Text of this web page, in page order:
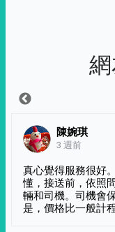
陳婉琪
3 週前
真心覺得服務很好
懂，接送前，依照
輛和司機。司機會
是，價格比一般計